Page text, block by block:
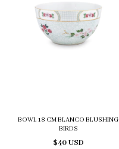
BOWL 18 CM BLANCO BLUSHING
BIRDS
$40 USD